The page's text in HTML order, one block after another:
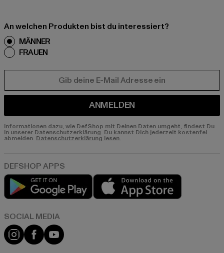
An welchen Produkten bist du interessiert?
MÄNNER
FRAUEN
ANMELDEN
Informationen dazu, wie DefShop mit Deinen Daten umgeht, findest Du
in unserer Datenschutzerklärung. Du kannst Dich jederzeit kostenfei
abmelden. Datenschutzerklärung lesen.
Play market
Instagram
FacebookYouTube